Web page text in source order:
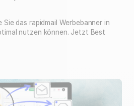
das rapidmail Werbebanner in
nutzen können. Jetzt Best